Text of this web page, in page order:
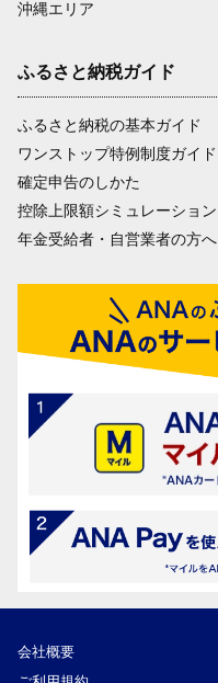
沖縄エリア
ふるさと納税ガイド
ふるさと納税の基本ガイド
ワンストップ特例制度ガイド
確定申告のしかた
控除上限額シミュレーション
年金受給者・自営業者の方へ
会社概要